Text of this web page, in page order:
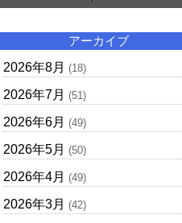
アーカイブ
2026年8月 (18)
2026年7月 (51)
2026年6月 (49)
2026年5月 (50)
2026年4月 (49)
2026年3月 (42)